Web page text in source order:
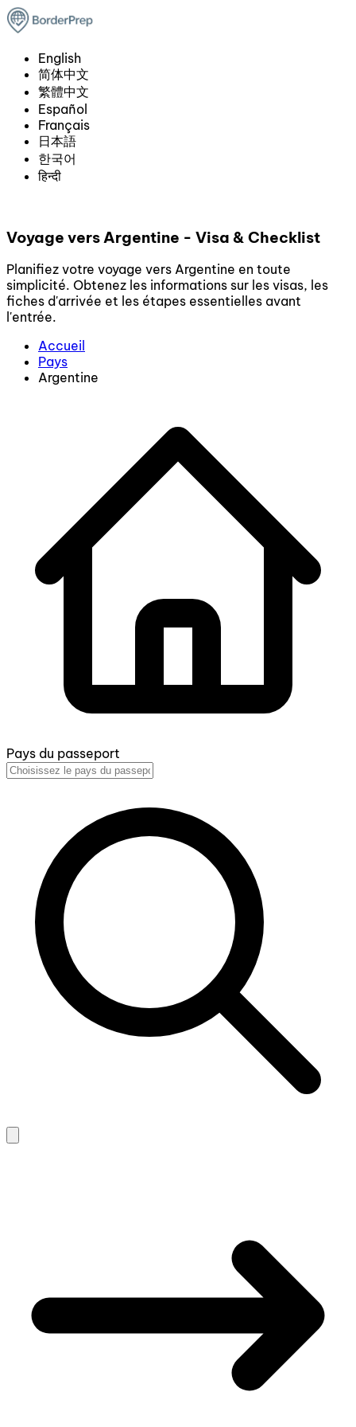
English
简体中文
繁體中文
Español
Français
日本語
한국어
हिन्दी
Voyage vers Argentine - Visa & Checklist
Planifiez votre voyage vers Argentine en toute
simplicité. Obtenez les informations sur les visas, les
fiches d'arrivée et les étapes essentielles avant
l'entrée.
Accueil
Pays
Argentine
Pays du passeport